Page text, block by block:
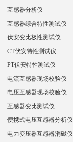
互感器分析仪
互感器综合特性测试仪
伏安变比极性测试仪
CT伏安特性测试仪
PT伏安特性测试仪
电流互感器现场校验仪
电压互感器现场校验仪
互感器变比测试仪
便携式电压互感器分析仪
电力变压器互感器消磁仪